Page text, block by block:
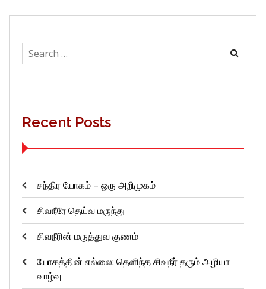
Search
for:
Recent Posts
சந்திர யோகம் – ஒரு அறிமுகம்
சிவநீரே தெய்வ மருந்து
சிவநீரின் மருத்துவ குணம்
யோகத்தின் எல்லை: தெளிந்த சிவநீர் தரும் அழியா
வாழ்வு